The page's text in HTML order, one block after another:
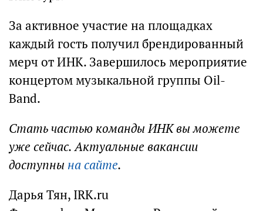
За активное участие на площадках
каждый гость получил брендированный
мерч от ИНК. Завершилось мероприятие
концертом музыкальной группы Oil-
Band.
Стать частью команды ИНК вы можете
уже сейчас. Актуальные вакансии
доступны на сайте.
Дарья Тян, IRK.ru